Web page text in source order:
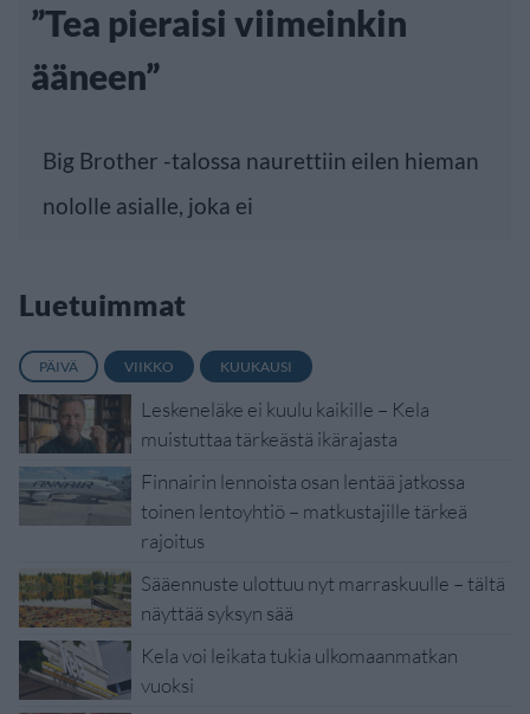
”Tea pieraisi viimeinkin
ääneen”
Big Brother -talossa naurettiin eilen hieman
nololle asialle, joka ei
Luetuimmat
PÄIVÄ VIIKKO KUUKAUSI
Leskeneläke ei kuulu kaikille – Kela
muistuttaa tärkeästä ikärajasta
Finnairin lennoista osan lentää jatkossa
toinen lentoyhtiö – matkustajille tärkeä
rajoitus
Sääennuste ulottuu nyt marraskuulle – tältä
näyttää syksyn sää
Kela voi leikata tukia ulkomaanmatkan
vuoksi